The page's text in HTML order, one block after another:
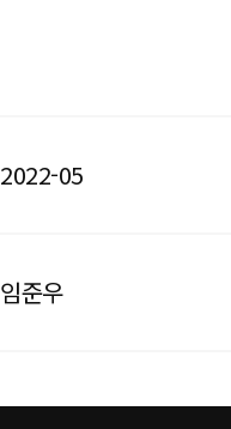
2022-05
임준우